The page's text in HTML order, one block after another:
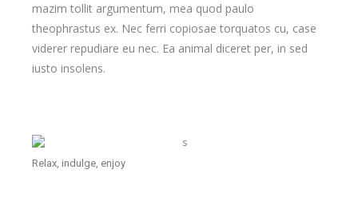
mazim tollit argumentum, mea quod paulo
theophrastus ex. Nec ferri copiosae torquatos cu, case
viderer repudiare eu nec. Ea animal diceret per, in sed
iusto insolens.
Relax, indulge, enjoy